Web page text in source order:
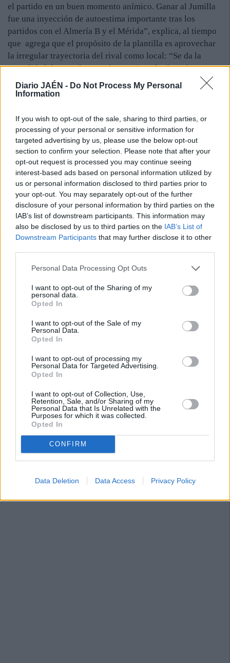
Diario JAÉN - Do Not Process My Personal
Information
If you wish to opt-out of the sale, sharing to third parties, or
processing of your personal or sensitive information for
targeted advertising by us, please use the below opt-out
section to confirm your selection. Please note that after your
opt-out request is processed you may continue seeing
interest-based ads based on personal information utilized by
us or personal information disclosed to third parties prior to
your opt-out. You may separately opt-out of the further
disclosure of your personal information by third parties on the
IAB’s list of downstream participants. This information may
also be disclosed by us to third parties on the IAB’s List of
Downstream Participants that may further disclose it to other
Personal Data Processing Opt Outs
I want to opt-out of the Sharing of my
personal data.
Opted In
I want to opt-out of the Sale of my
Personal Data.
Opted In
I want to opt-out of processing my
Personal Data for Targeted Advertising.
Opted In
I want to opt-out of Collection, Use,
Retention, Sale, and/or Sharing of my
Personal Data that Is Unrelated with the
Purposes for which it was collected.
Opted In
CONFIRM
Data Deletion Data Access Privacy Policy
el partido en un buen momento anímico. Ganar al Jumilla
fue una inyección de autoestima importante tras los
partidos con el Almería B y el Mérida”, explica, al tiempo
que agrega que el propósito de la plantilla es aprovechar
la irregular trayectoria del rival como local: “Se da la
casualidad de que el Ucam de Murcia todavía no ha
ganado en su campo, por lo que pueden acusar los nervios
si nos ponemos por delante en el marcador. Pero no será
las líneas y que presiona bien la salida del balón”. En su
opinión, el Real Jaén está capacitado para lograr un
resultado favorable en el estadio del cuarto clasificado.
“Estamos preparados para ganar, pero debemos corregir
los errores que cometimos en las anteriores salidas.
Tenemos que estar concentrados en defensa y rentabilizar
las oportunidades que tengamos en ataque”, avisa. Fuera
del campo, Luis Pérez, que comparte piso con los metas
Adrián Jiménez y Manu, admite vivir una rápida
adaptación a la ciudad. “Me ha sorprendido la cercanía de
la gente. Estoy aquí para aprender y así siempre es más
fácil”, concluye.